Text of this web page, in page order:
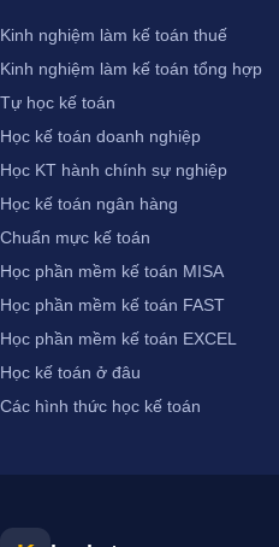
Kinh nghiệm làm kế toán thuế
Kinh nghiệm làm kế toán tổng hợp
Tự học kế toán
Học kế toán doanh nghiệp
Học KT hành chính sự nghiệp
Học kế toán ngân hàng
Chuẩn mực kế toán
Học phần mềm kế toán MISA
Học phần mềm kế toán FAST
Học phần mềm kế toán EXCEL
Học kế toán ở đâu
Các hình thức học kế toán